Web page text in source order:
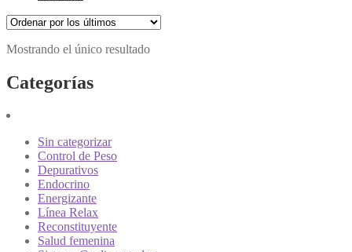
Mostrando el único resultado
Categorías
Sin categorizar
Control de Peso
Depurativos
Endocrino
Energizante
Línea Relax
Reconstituyente
Salud femenina